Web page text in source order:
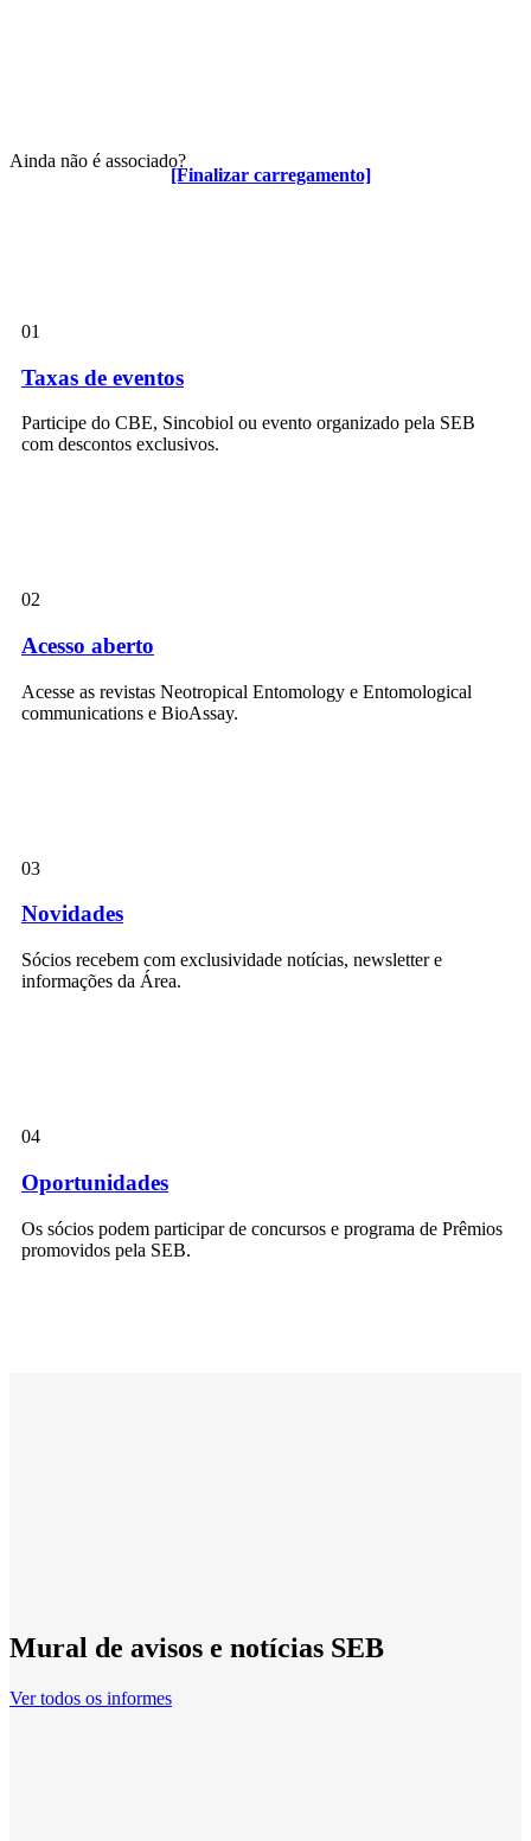
[Finalizar carregamento]
Ainda não é associado?
01
Taxas de eventos
Participe do CBE, Sincobiol ou evento organizado pela SEB
com descontos exclusivos.
02
Acesso aberto
Acesse as revistas Neotropical Entomology e Entomological
communications e BioAssay.
03
Novidades
Sócios recebem com exclusividade notícias, newsletter e
informações da Área.
04
Oportunidades
Os sócios podem participar de concursos e programa de Prêmios
promovidos pela SEB.
Mural de avisos e notícias SEB
Ver todos os informes